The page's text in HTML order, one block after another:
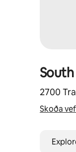
2700
Skoða